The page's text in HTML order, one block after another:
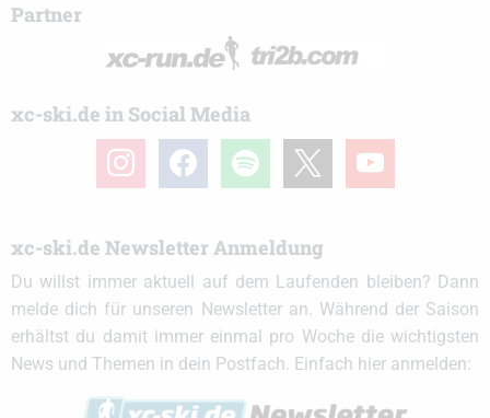
Partner
xc-ski.de in Social Media
instagramfacebook spotify youtube
xc-ski.de Newsletter Anmeldung
Du willst immer aktuell auf dem Laufenden bleiben? Dann
melde dich für unseren Newsletter an. Während der Saison
erhältst du damit immer einmal pro Woche die wichtigsten
News und Themen in dein Postfach. Einfach hier anmelden: